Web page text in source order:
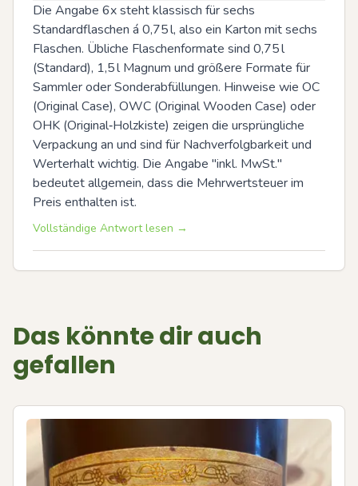
Die Angabe 6x steht klassisch für sechs
Standardflaschen á 0,75 l, also ein Karton mit sechs
Flaschen. Übliche Flaschenformate sind 0,75 l
(Standard), 1,5 l Magnum und größere Formate für
Sammler oder Sonderabfüllungen. Hinweise wie OC
(Original Case), OWC (Original Wooden Case) oder
OHK (Original‑Holzkiste) zeigen die ursprüngliche
Verpackung an und sind für Nachverfolgbarkeit und
Werterhalt wichtig. Die Angabe "inkl. MwSt."
bedeutet allgemein, dass die Mehrwertsteuer im
Preis enthalten ist.
Vollständige Antwort lesen →
Das könnte dir auch
gefallen